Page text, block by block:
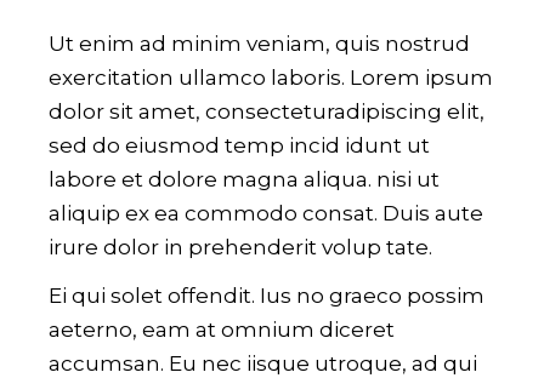
Ut enim ad minim veniam, quis nostrud
exercitation ullamco laboris. Lorem ipsum
dolor sit amet, consecteturadipiscing elit,
sed do eiusmod temp incid idunt ut
labore et dolore magna aliqua. nisi ut
aliquip ex ea commodo consat. Duis aute
irure dolor in prehenderit volup tate.
Ei qui solet offendit. Ius no graeco possim
aeterno, eam at omnium diceret
accumsan. Eu nec iisque utroque, ad qui